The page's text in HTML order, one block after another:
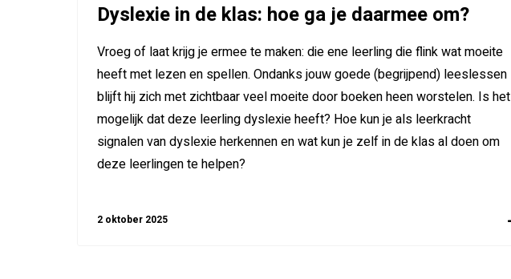
Dyslexie in de klas: hoe ga je daarmee om?
Vroeg of laat krijg je ermee te maken: die ene leerling die flink wat moeite
heeft met lezen en spellen. Ondanks jouw goede (begrijpend) leeslessen
blijft hij zich met zichtbaar veel moeite door boeken heen worstelen. Is het
mogelijk dat deze leerling dyslexie heeft? Hoe kun je als leerkracht
signalen van dyslexie herkennen en wat kun je zelf in de klas al doen om
deze leerlingen te helpen?
2 oktober 2025